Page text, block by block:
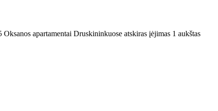
Oksanos apartamentai Druskininkuose atskiras įėjimas 1 aukštas